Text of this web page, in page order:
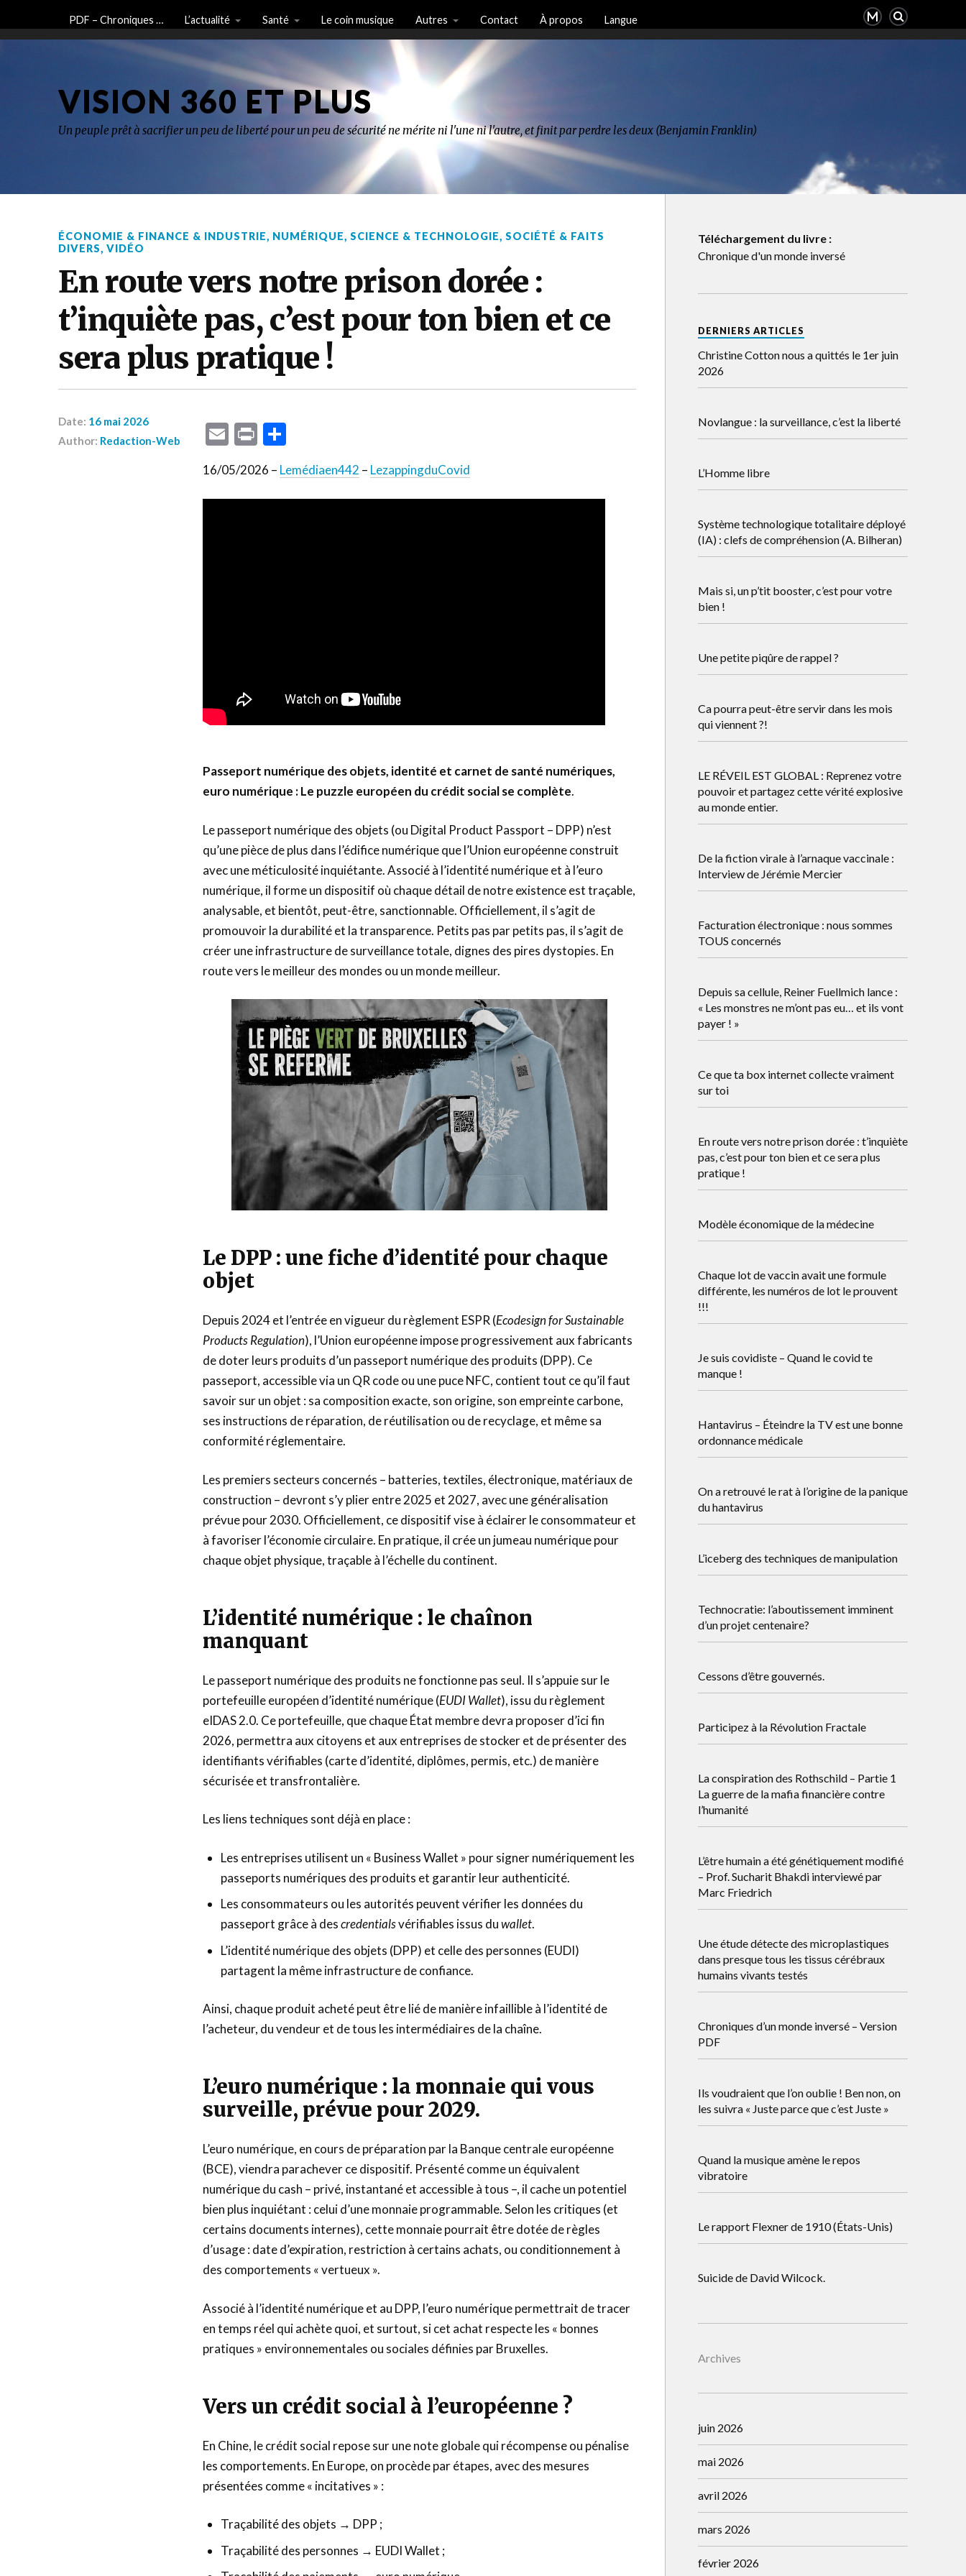
PDF – Chroniques … L’actualité Santé Le coin musique Autres Contact À propos Langue
VISION 360 ET PLUS
Un peuple prêt à sacrifier un peu de liberté pour un peu de sécurité ne mérite ni l'une ni l'autre, et finit par perdre les deux (Benjamin Franklin)
ÉCONOMIE & FINANCE & INDUSTRIE, NUMÉRIQUE, SCIENCE & TECHNOLOGIE, SOCIÉTÉ & FAITS
DIVERS, VIDÉO
En route vers notre prison dorée :
t’inquiète pas, c’est pour ton bien et ce
sera plus pratique !
Date: 16 mai 2026
Author: Redaction-Web Email
PrintPartager
16/05/2026 – Lemédiaen442 – LezappingduCovid
Passeport numérique des objets, identité et carnet de santé numériques,
euro numérique : Le puzzle européen du crédit social se complète.
Le passeport numérique des objets (ou Digital Product Passport – DPP) n’est
qu’une pièce de plus dans l’édifice numérique que l’Union européenne construit
avec une méticulosité inquiétante. Associé à l’identité numérique et à l’euro
numérique, il forme un dispositif où chaque détail de notre existence est traçable,
analysable, et bientôt, peut-être, sanctionnable. Officiellement, il s’agit de
promouvoir la durabilité et la transparence. Petits pas par petits pas, il s’agit de
créer une infrastructure de surveillance totale, dignes des pires dystopies. En
route vers le meilleur des mondes ou un monde meilleur.
Le DPP : une fiche d’identité pour chaque
objet
Depuis 2024 et l’entrée en vigueur du règlement ESPR (Ecodesign for Sustainable
Products Regulation), l’Union européenne impose progressivement aux fabricants
de doter leurs produits d’un passeport numérique des produits (DPP). Ce
passeport, accessible via un QR code ou une puce NFC, contient tout ce qu’il faut
savoir sur un objet : sa composition exacte, son origine, son empreinte carbone,
ses instructions de réparation, de réutilisation ou de recyclage, et même sa
conformité réglementaire.
Les premiers secteurs concernés – batteries, textiles, électronique, matériaux de
construction – devront s’y plier entre 2025 et 2027, avec une généralisation
prévue pour 2030. Officiellement, ce dispositif vise à éclairer le consommateur et
à favoriser l’économie circulaire. En pratique, il crée un jumeau numérique pour
chaque objet physique, traçable à l’échelle du continent.
L’identité numérique : le chaînon
manquant
Le passeport numérique des produits ne fonctionne pas seul. Il s’appuie sur le
portefeuille européen d’identité numérique (EUDI Wallet), issu du règlement
eIDAS 2.0. Ce portefeuille, que chaque État membre devra proposer d’ici fin
2026, permettra aux citoyens et aux entreprises de stocker et de présenter des
identifiants vérifiables (carte d’identité, diplômes, permis, etc.) de manière
sécurisée et transfrontalière.
Les liens techniques sont déjà en place :
Les entreprises utilisent un « Business Wallet » pour signer numériquement les
passeports numériques des produits et garantir leur authenticité.
Les consommateurs ou les autorités peuvent vérifier les données du
passeport grâce à descredentialsvérifiables issus duwallet.
L’identité numérique des objets (DPP) et celle des personnes (EUDI)
partagent la même infrastructure de confiance.
Ainsi, chaque produit acheté peut être lié de manière infaillible à l’identité de
l’acheteur, du vendeur et de tous les intermédiaires de la chaîne.
L’euro numérique : la monnaie qui vous
surveille, prévue pour 2029.
L’euro numérique, en cours de préparation par la Banque centrale européenne
(BCE), viendra parachever ce dispositif. Présenté comme un équivalent
numérique du cash – privé, instantané et accessible à tous –, il cache un potentiel
bien plus inquiétant : celui d’une monnaie programmable. Selon les critiques (et
certains documents internes), cette monnaie pourrait être dotée de règles
d’usage : date d’expiration, restriction à certains achats, ou conditionnement à
des comportements « vertueux ».
Associé à l’identité numérique et au DPP, l’euro numérique permettrait de tracer
en temps réel qui achète quoi, et surtout, si cet achat respecte les « bonnes
pratiques » environnementales ou sociales définies par Bruxelles.
Vers un crédit social à l’européenne ?
En Chine, le crédit social repose sur une note globale qui récompense ou pénalise
les comportements. En Europe, on procède par étapes, avec des mesures
présentées comme « incitatives » :
Traçabilité des objets → DPP ;
Traçabilité des personnes → EUDI Wallet ;
Téléchargement du livre :
Chronique d'un monde inversé
DERNIERS ARTICLES
Christine Cotton nous a quittés le 1er juin
2026
Novlangue : la surveillance, c’est la liberté
L’Homme libre
Système technologique totalitaire déployé
(IA) : clefs de compréhension (A. Bilheran)
Mais si, un p’tit booster, c’est pour votre
bien !
Une petite piqûre de rappel ?
Ca pourra peut-être servir dans les mois
qui viennent ?!
LE RÉVEIL EST GLOBAL : Reprenez votre
pouvoir et partagez cette vérité explosive
au monde entier.
De la fiction virale à l’arnaque vaccinale :
Interview de Jérémie Mercier
Facturation électronique : nous sommes
TOUS concernés
Depuis sa cellule, Reiner Fuellmich lance :
« Les monstres ne m’ont pas eu… et ils vont
payer ! »
Ce que ta box internet collecte vraiment
sur toi
En route vers notre prison dorée : t’inquiète
pas, c’est pour ton bien et ce sera plus
pratique !
Modèle économique de la médecine
Chaque lot de vaccin avait une formule
différente, les numéros de lot le prouvent
!!!
Je suis covidiste – Quand le covid te
manque !
Hantavirus – Éteindre la TV est une bonne
ordonnance médicale
On a retrouvé le rat à l’origine de la panique
du hantavirus
L’iceberg des techniques de manipulation
Technocratie: l’aboutissement imminent
d’un projet centenaire?
Cessons d’être gouvernés.
Participez à la Révolution Fractale
La conspiration des Rothschild – Partie 1
La guerre de la mafia financière contre
l’humanité
L’être humain a été génétiquement modifié
– Prof. Sucharit Bhakdi interviewé par
Marc Friedrich
Une étude détecte des microplastiques
dans presque tous les tissus cérébraux
humains vivants testés
Chroniques d’un monde inversé – Version
PDF
Ils voudraient que l’on oublie ! Ben non, on
les suivra « Juste parce que c’est Juste »
Quand la musique amène le repos
vibratoire
Le rapport Flexner de 1910 (États-Unis)
Suicide de David Wilcock.
Archives
juin 2026
mai 2026
avril 2026
mars 2026
février 2026